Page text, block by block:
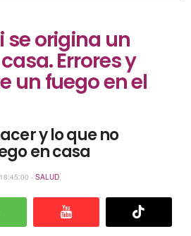
se origina un
Errores y
un fuego en el
y lo que no
en casa
- SALUD